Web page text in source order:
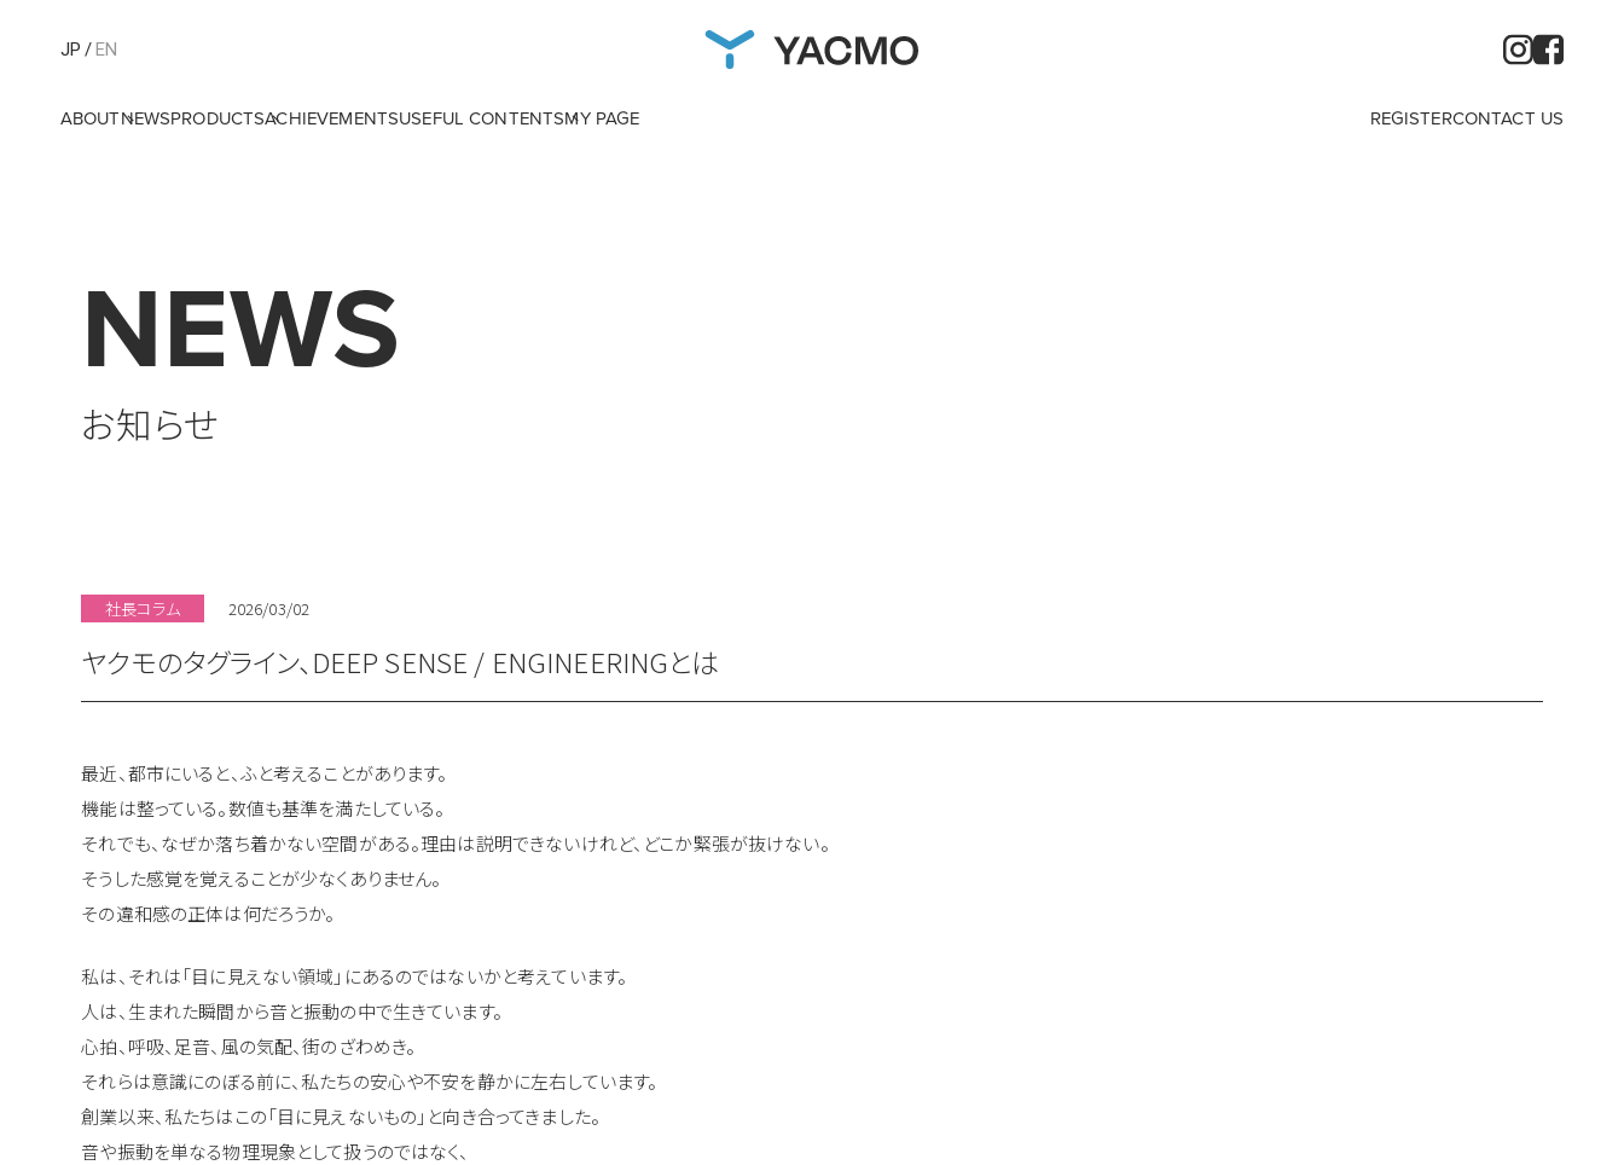
JP EN
ABOUTNEWSPRODUCTSACHIEVEMENTSUSEFUL CONTENTSMY PAGE REGISTERCONTACT US
NEWS
お知らせ
社長コラム 2026/03/02
ヤクモのタグライン、DEEP SENSE / ENGINEERINGとは
最近、都市にいると、ふと考えることがあります。
機能は整っている。数値も基準を満たしている。
それでも、なぜか落ち着かない空間がある。理由は説明できないけれど、どこか緊張が抜けない。
そうした感覚を覚えることが少なくありません。
その違和感の正体は何だろうか。
私は、それは「目に見えない領域」にあるのではないかと考えています。
人は、生まれた瞬間から音と振動の中で生きています。
心拍、呼吸、足音、風の気配、街のざわめき。
それらは意識にのぼる前に、私たちの安心や不安を静かに左右しています。
創業以来、私たちはこの「目に見えないもの」と向き合ってきました。
音や振動を単なる物理現象として扱うのではなく、